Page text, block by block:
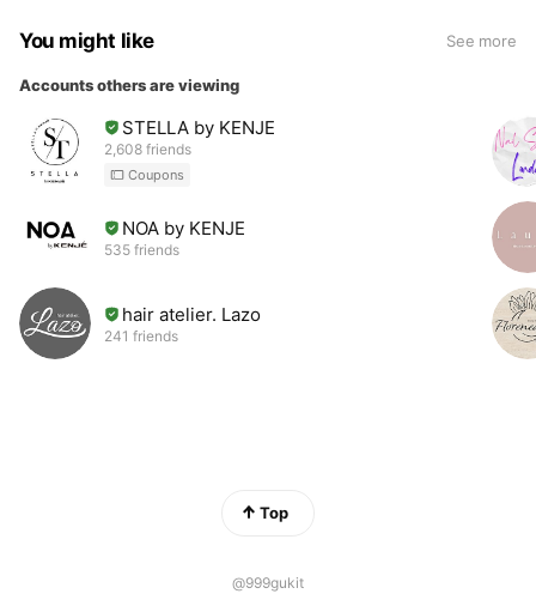
You might like See more
Accounts others are viewing
STELLA by KENJE
2,608 friends
Coupons
NOA by KENJE
535 friends
hair atelier. Lazo
241 friends
Top
@999gukit